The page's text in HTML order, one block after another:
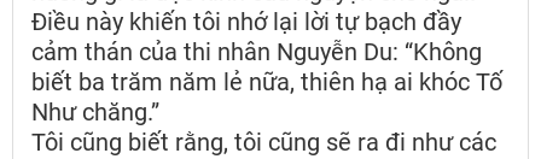
Điều này khiến tôi nhớ lại lời tự bạch đầy
cảm thán của thi nhân Nguyễn Du: “Không
biết ba trăm năm lẻ nữa, thiên hạ ai khóc Tố
Như chăng.”
Tôi cũng biết rằng, tôi cũng sẽ ra đi như các